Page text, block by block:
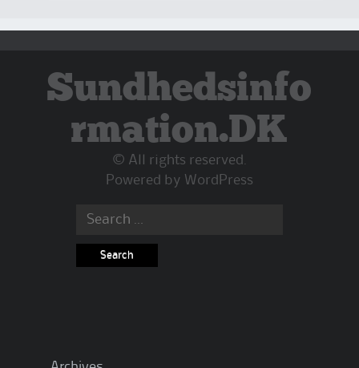
Sundhedsinfo
rmation.DK
© All rights reserved.
Powered by WordPress
Search